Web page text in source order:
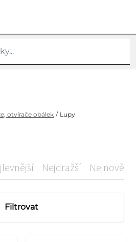
otvírače obálek / Lupy
Nejdražší Nejnovější
Filtrovat